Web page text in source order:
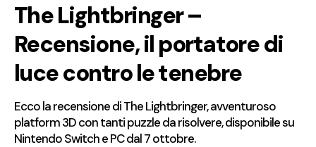
The Lightbringer –
Recensione, il portatore di
luce contro le tenebre
Ecco la recensione di The Lightbringer, avventuroso
platform 3D con tanti puzzle da risolvere, disponibile su
Nintendo Switch e PC dal 7 ottobre.